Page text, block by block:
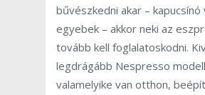
bűvészkedni akar – kapucsínó
egyebek – akkor neki az
tovább kell foglalatoskodni.
legdrágább Nespresso
valamelyike van otthon,